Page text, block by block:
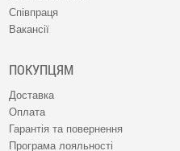
Співпраця
Вакансії
ПОКУПЦЯМ
Доставка
Оплата
Гарантія та повернення
Програма лояльності